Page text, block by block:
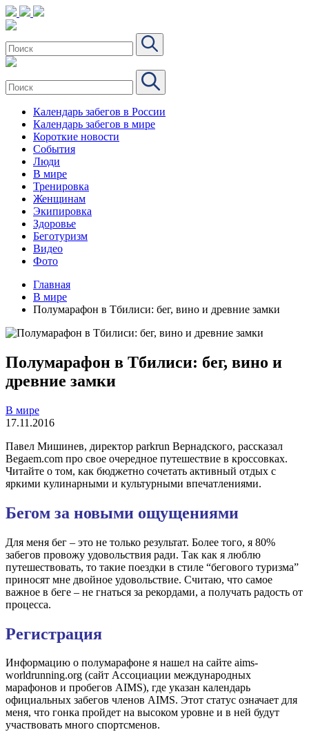
Календарь забегов в России
Календарь забегов в мире
Короткие новости
События
Люди
В мире
Тренировка
Женщинам
Экипировка
Здоровье
Беготуризм
Видео
Фото
Главная
В мире
Полумарафон в Тбилиси: бег, вино и древние замки
Полумарафон в Тбилиси: бег, вино и
древние замки
В мире
17.11.2016
Павел Мишинев, директор parkrun Вернадского, рассказал
Begaem.com про свое очередное путешествие в кроссовках.
Читайте о том, как бюджетно сочетать активный отдых с
яркими кулинарными и культурными впечатлениями.
Бегом за новыми ощущениями
Для меня бег – это не только результат. Более того, я 80%
забегов провожу удовольствия ради. Так как я люблю
путешествовать, то такие поездки в стиле “бегового туризма”
приносят мне двойное удовольствие. Считаю, что самое
важное в беге – не гнаться за рекордами, а получать радость от
процесса.
Регистрация
Информацию о полумарафоне я нашел на сайте aims-
worldrunning.org (сайт Ассоциации международных
марафонов и пробегов AIMS), где указан календарь
официальных забегов членов AIMS. Этот статус означает для
меня, что гонка пройдет на высоком уровне и в ней будут
участвовать много спортсменов.